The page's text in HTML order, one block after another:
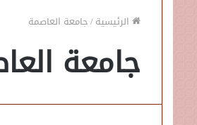
الرئيسية/جامعة العاصمة
جامعة